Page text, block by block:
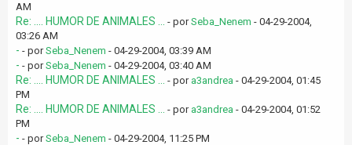
AM
Re: .... HUMOR DE ANIMALES ... - porSeba_Nenem - 04-29-2004,
03:26 AM
- - porSeba_Nenem - 04-29-2004, 03:39 AM
- - porSeba_Nenem - 04-29-2004, 03:40 AM
Re: .... HUMOR DE ANIMALES ... - por a3andrea - 04-29-2004, 01:45
PM
Re: .... HUMOR DE ANIMALES ... - por a3andrea - 04-29-2004, 01:52
PM
- - porSeba_Nenem - 04-29-2004, 11:25 PM